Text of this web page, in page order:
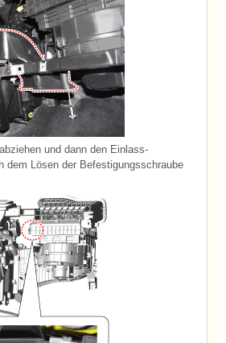
und dann den Einlass-
dem Lösen der Befestigungsschraube